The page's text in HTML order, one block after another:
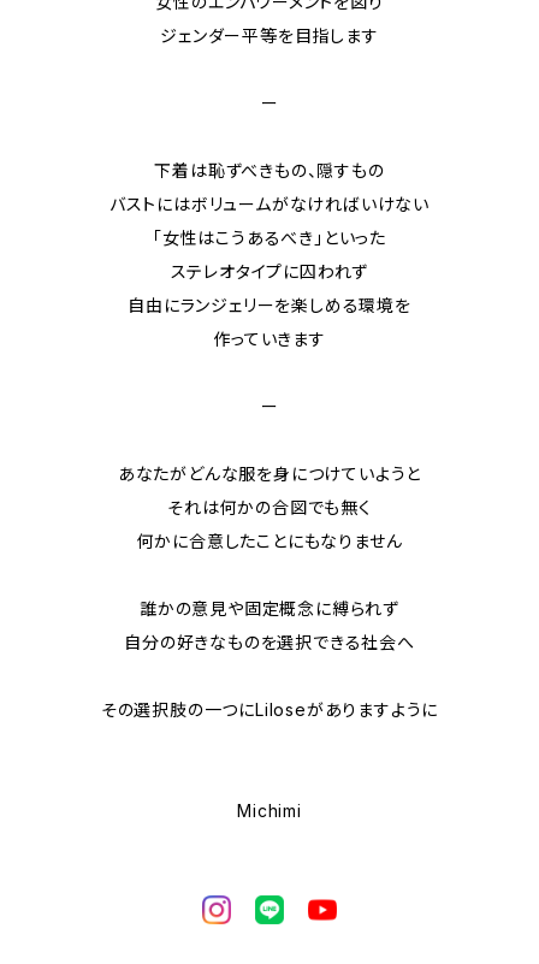
ジェンダー平等を目指します
ー
下着は恥ずべきもの、隠すもの
バストにはボリュームがなければいけない
「女性はこうあるべき」といった
ステレオタイプに囚われず
自由にランジェリーを楽しめる環境を
作っていきます
ー
あなたがどんな服を身につけていようと
それは何かの合図でも無く
何かに合意したことにもなりません
誰かの意見や固定概念に縛られず
自分の好きなものを選択できる社会へ
その選択肢の一つにLiloseがありますように
Michimi